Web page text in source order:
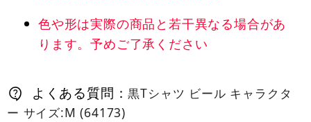
色や形は実際の商品と若干異なる場合があ
ります。予めご了承ください
よくある質問：黒Tシャツ ビール キャラクタ
ー サイズ:M (64173)